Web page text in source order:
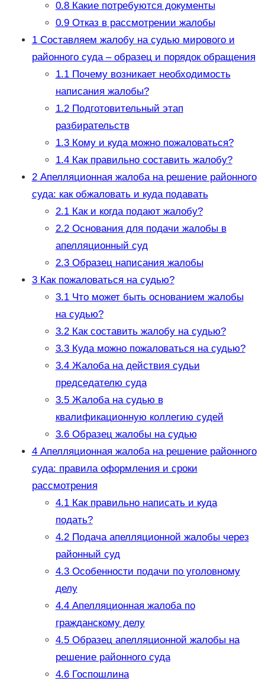
0.8Какие потребуются документы
0.9Отказ в рассмотрении жалобы
1Составляем жалобу на судью мирового и
районного суда – образец и порядок обращения
1.1Почему возникает необходимость
написания жалобы?
1.2Подготовительный этап
разбирательств
1.3Кому и куда можно пожаловаться?
1.4Как правильно составить жалобу?
2Апелляционная жалоба на решение районного
суда: как обжаловать и куда подавать
2.1Как и когда подают жалобу?
2.2Основания для подачи жалобы в
апелляционный суд
2.3Образец написания жалобы
3Как пожаловаться на судью?
3.1Что может быть основанием жалобы
на судью?
3.2Как составить жалобу на судью?
3.3Куда можно пожаловаться на судью?
3.4Жалоба на действия судьи
председателю суда
3.5Жалоба на судью в
квалификационную коллегию судей
3.6Образец жалобы на судью
4Апелляционная жалоба на решение районного
суда: правила оформления и сроки
рассмотрения
4.1Как правильно написать и куда
подать?
4.2Подача апелляционной жалобы через
районный суд
4.3Особенности подачи по уголовному
делу
4.4Апелляционная жалоба по
гражданскому делу
4.5Образец апелляционной жалобы на
решение районного суда
4.6Госпошлина